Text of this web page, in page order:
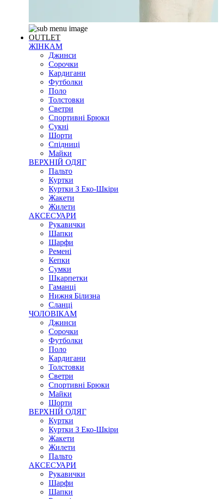
OUTLET
ЖІНКАМ
Джинси
Сорочки
Кардигани
Футболки
Поло
Толстовки
Светри
Спортивні Брюки
Сукні
Шорти
Спідниці
Майки
ВЕРХНІЙ ОДЯГ
Пальто
Куртки
Куртки З Еко-Шкіри
Жакети
Жилети
АКСЕСУАРИ
Рукавички
Шапки
Шарфи
Ремені
Кепки
Сумки
Шкарпетки
Гаманці
Нижня Білизна
Сланці
ЧОЛОВІКАМ
Джинси
Сорочки
Футболки
Поло
Кардигани
Толстовки
Светри
Спортивні Брюки
Майки
Шорти
ВЕРХНІЙ ОДЯГ
Куртки
Куртки З Еко-Шкіри
Жакети
Жилети
Пальто
АКСЕСУАРИ
Рукавички
Шарфи
Шапки